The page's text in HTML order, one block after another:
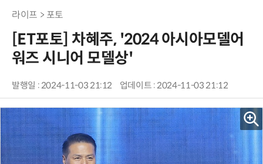
라이프 > 포토
[ET포토] 차혜주, '2024 아시아모델어
워즈 시니어 모델상'
발행일 : 2024-11-03 21:12 업데이트 : 2024-11-03 21:12